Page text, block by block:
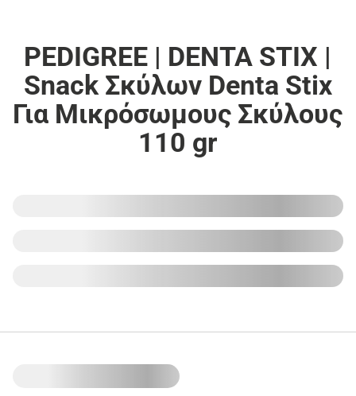
PEDIGREE | DENTA STIX |
Snack Σκύλων Denta Stix
Για Μικρόσωμους Σκύλους
110 gr